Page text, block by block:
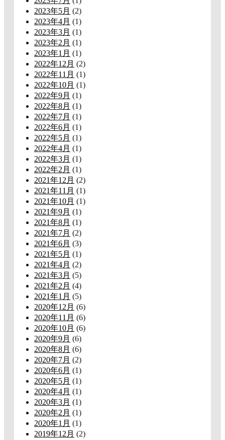
2023年5月 (2)
2023年4月 (1)
2023年3月 (1)
2023年2月 (1)
2023年1月 (1)
2022年12月 (2)
2022年11月 (1)
2022年10月 (1)
2022年9月 (1)
2022年8月 (1)
2022年7月 (1)
2022年6月 (1)
2022年5月 (1)
2022年4月 (1)
2022年3月 (1)
2022年2月 (1)
2021年12月 (2)
2021年11月 (1)
2021年10月 (1)
2021年9月 (1)
2021年8月 (1)
2021年7月 (2)
2021年6月 (3)
2021年5月 (1)
2021年4月 (2)
2021年3月 (5)
2021年2月 (4)
2021年1月 (5)
2020年12月 (6)
2020年11月 (6)
2020年10月 (6)
2020年9月 (6)
2020年8月 (6)
2020年7月 (2)
2020年6月 (1)
2020年5月 (1)
2020年4月 (1)
2020年3月 (1)
2020年2月 (1)
2020年1月 (1)
2019年12月 (2)